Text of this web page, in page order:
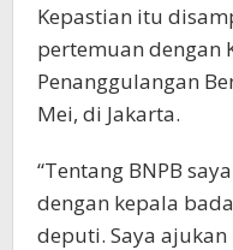
Kepastian itu
pertemuan dengan
Penanggulangan
Mei, di Jakarta.
“Tentang BNPB
dengan kepala
deputi. Saya